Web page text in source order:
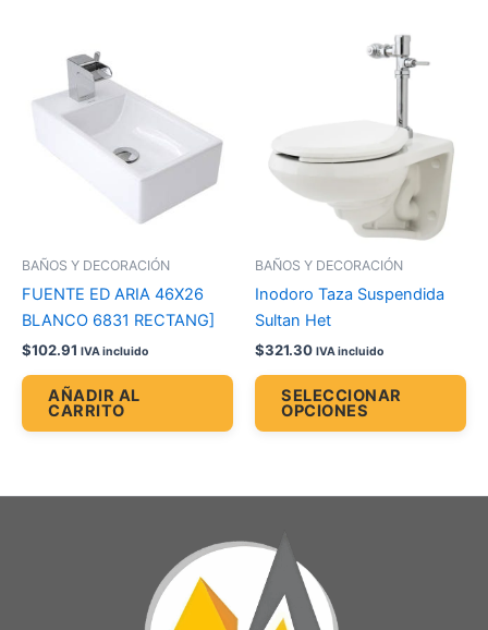
BAÑOS Y DECORACIÓN
FUENTE ED ARIA 46X26
BLANCO 6831 RECTANG]
$102.91 IVA incluido
AÑADIR AL
CARRITO
BAÑOS Y DECORACIÓN
Inodoro Taza Suspendida
Sultan Het
$321.30 IVA incluido
SELECCIONAR
OPCIONES
de